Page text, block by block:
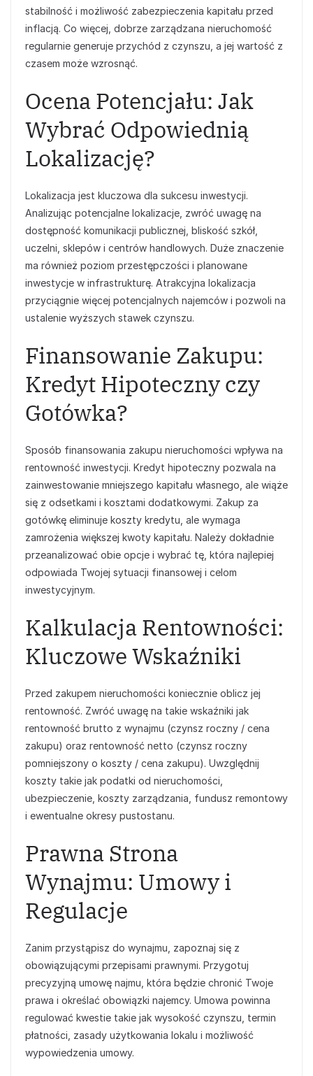
stabilność i możliwość zabezpieczenia kapitału przed
inflacją. Co więcej, dobrze zarządzana nieruchomość
regularnie generuje przychód z czynszu, a jej wartość z
czasem może wzrosnąć.
Ocena Potencjału: Jak
Wybrać Odpowiednią
Lokalizację?
Lokalizacja jest kluczowa dla sukcesu inwestycji.
Analizując potencjalne lokalizacje, zwróć uwagę na
dostępność komunikacji publicznej, bliskość szkół,
uczelni, sklepów i centrów handlowych. Duże znaczenie
ma również poziom przestępczości i planowane
inwestycje w infrastrukturę. Atrakcyjna lokalizacja
przyciągnie więcej potencjalnych najemców i pozwoli na
ustalenie wyższych stawek czynszu.
Finansowanie Zakupu:
Kredyt Hipoteczny czy
Gotówka?
Sposób finansowania zakupu nieruchomości wpływa na
rentowność inwestycji. Kredyt hipoteczny pozwala na
zainwestowanie mniejszego kapitału własnego, ale wiąże
się z odsetkami i kosztami dodatkowymi. Zakup za
gotówkę eliminuje koszty kredytu, ale wymaga
zamrożenia większej kwoty kapitału. Należy dokładnie
przeanalizować obie opcje i wybrać tę, która najlepiej
odpowiada Twojej sytuacji finansowej i celom
inwestycyjnym.
Kalkulacja Rentowności:
Kluczowe Wskaźniki
Przed zakupem nieruchomości koniecznie oblicz jej
rentowność. Zwróć uwagę na takie wskaźniki jak
rentowność brutto z wynajmu (czynsz roczny / cena
zakupu) oraz rentowność netto (czynsz roczny
pomniejszony o koszty / cena zakupu). Uwzględnij
koszty takie jak podatki od nieruchomości,
ubezpieczenie, koszty zarządzania, fundusz remontowy
i ewentualne okresy pustostanu.
Prawna Strona
Wynajmu: Umowy i
Regulacje
Zanim przystąpisz do wynajmu, zapoznaj się z
obowiązującymi przepisami prawnymi. Przygotuj
precyzyjną umowę najmu, która będzie chronić Twoje
prawa i określać obowiązki najemcy. Umowa powinna
regulować kwestie takie jak wysokość czynszu, termin
płatności, zasady użytkowania lokalu i możliwość
wypowiedzenia umowy.